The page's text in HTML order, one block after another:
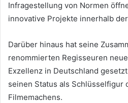
Infragestellung von Normen
innovative Projekte innerhalb
Darüber hinaus hat seine
renommierten Regisseuren
Exzellenz in Deutschland
seinen Status als Schlüsselfigur
Filmemachens.